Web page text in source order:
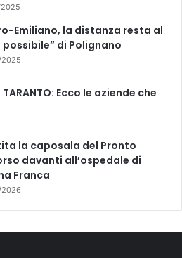
Emiliano, la distanza resta al
possibile” di Polignano
TARANTO: Ecco le aziende che
la caposala del Pronto
davanti all’ospedale di
Franca
2026